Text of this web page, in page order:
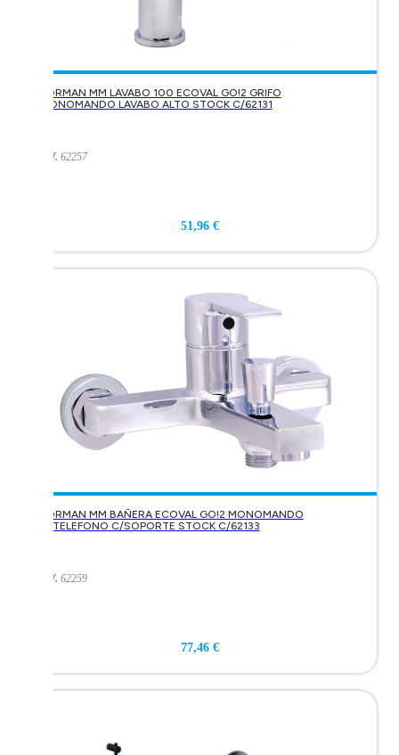
KORMAN MM LAVABO 100 ECOVAL GO!2 GRIFO
MONOMANDO LAVABO ALTO STOCK C/62131
Ref. 62257
51,96 €
KORMAN MM BAÑERA ECOVAL GO!2 MONOMANDO
C/TELEFONO C/SOPORTE STOCK C/62133
Ref. 62259
77,46 €